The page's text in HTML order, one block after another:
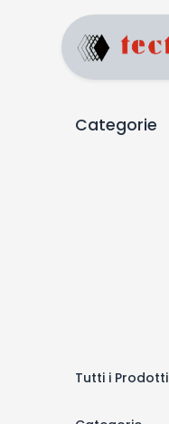
Categorie
Tutti i Prodotti